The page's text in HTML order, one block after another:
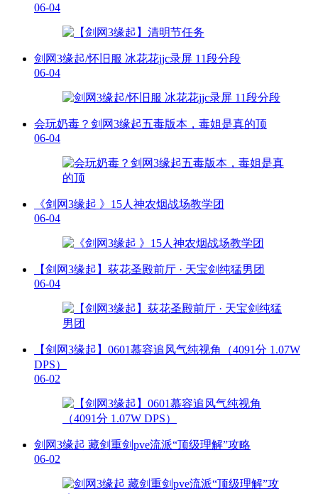
06-04
剑网3缘起/怀旧服 冰花花jjc录屏 11段分段
06-04
会玩奶毒？剑网3缘起五毒版本，毒姐是真的顶
06-04
《剑网3缘起 》15人神农烟战场教学团
06-04
【剑网3缘起】荻花圣殿前厅 · 天宝剑纯猛男团
06-04
【剑网3缘起】0601慕容追风气纯视角（4091分 1.07W
DPS）
06-02
剑网3缘起 藏剑重剑pve流派“顶级理解”攻略
06-02